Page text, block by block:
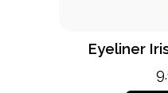
Eyeliner